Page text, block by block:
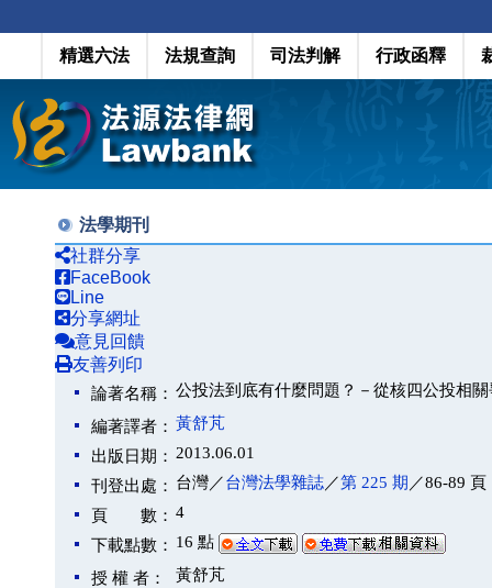
精選六法 法規查詢 司法判解 行政函釋
法學期刊
社群分享
FaceBook
Line
分享網址
意見回饋
友善列印
論著名稱： 公投法到底有什麼問題？－從核四公投相
編著譯者： 黃舒芃
出版日期： 2013.06.01
刊登出處： 台灣／台灣法學雜誌／第 225 期 ／86-89 頁
頁 數： 4
下載點數： 16 點
授 權 者： 黃舒芃